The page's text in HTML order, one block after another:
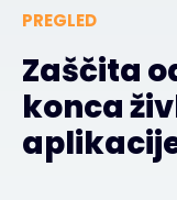
PREGLED
Zaščita
konca